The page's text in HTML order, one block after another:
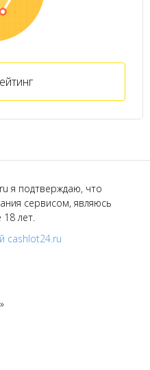
я подтверждаю, что
сервисом, являюсь
лет.
cashlot24.ru